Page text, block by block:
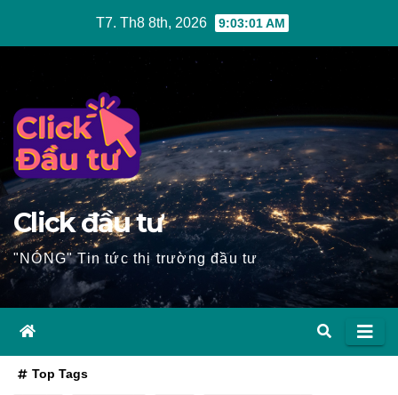
T7. Th8 8th, 2026 9:03:03 AM
Click đầu tư
"NÓNG" Tin tức thị trường đầu tư
Top Tags